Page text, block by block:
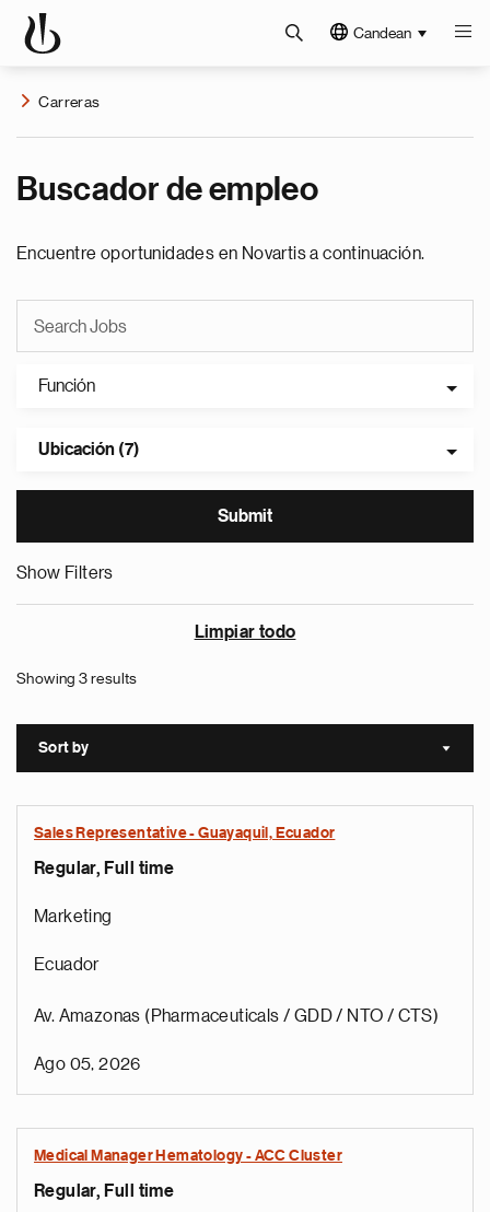
Candean
Carreras
Buscador de empleo
Encuentre oportunidades en Novartis a continuación.
Función
Ubicación (7)
Show Filters
Limpiar todo
Showing 3 results
Sort by Sort
Sales Representative - Guayaquil, Ecuador
Regular, Full time
Marketing
Ecuador
Av. Amazonas (Pharmaceuticals / GDD / NTO / CTS)
Ago 05, 2026
Medical Manager Hematology - ACC Cluster
Regular, Full time